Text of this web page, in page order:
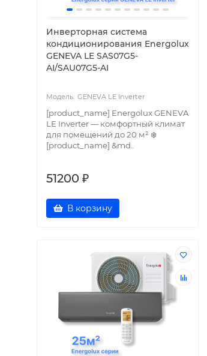
Инверторная система
кондиционирования Energolux
GENEVA LE SAS07G5-
AI/SAU07G5-AI
GENEVA LE Inverter
[product_name] Energolux GENEVA
LE Inverter — комфортный климат
для помещений до 20 м² ❄️
[product_name] &md..
51200 ₽
В корзину